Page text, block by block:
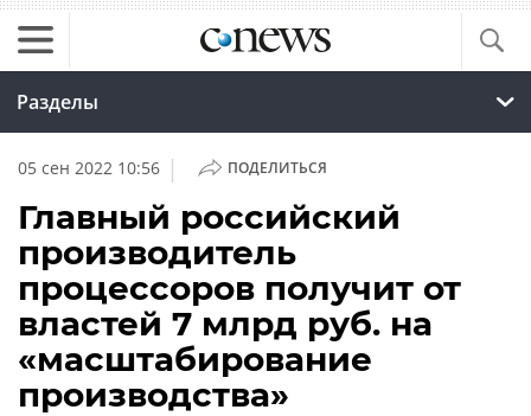
Разделы
05 сен 2022 10:56 | ПОДЕЛИТЬСЯ
Главный российский
производитель
процессоров получит от
властей 7 млрд руб. на
«масштабирование
производства»